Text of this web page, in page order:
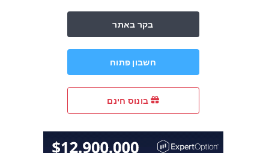
בקר באתר
חשבון פתוח
בונוס חינם